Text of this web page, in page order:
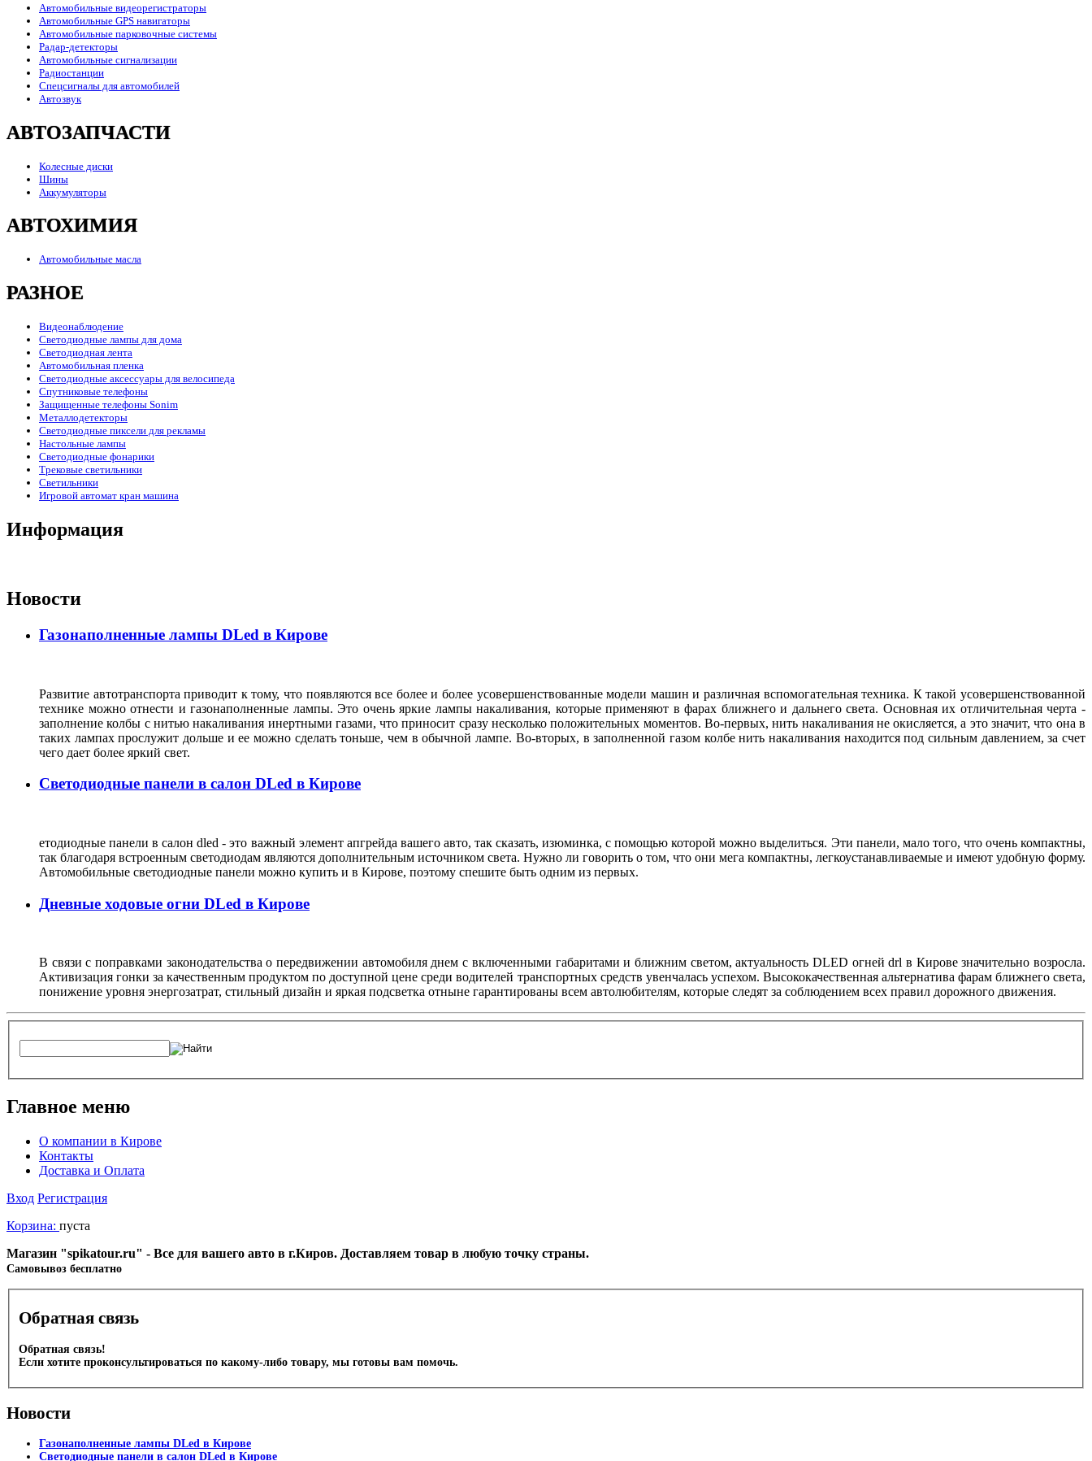
Автомобильные видеорегистраторы
Автомобильные GPS навигаторы
Автомобильные парковочные системы
Радар-детекторы
Автомобильные сигнализации
Радиостанции
Спецсигналы для автомобилей
Автозвук
АВТОЗАПЧАСТИ
Колесные диски
Шины
Аккумуляторы
АВТОХИМИЯ
Автомобильные масла
РАЗНОЕ
Видеонаблюдение
Светодиодные лампы для дома
Светодиодная лента
Автомобильная пленка
Светодиодные аксессуары для велосипеда
Спутниковые телефоны
Защищенные телефоны Sonim
Металлодетекторы
Светодиодные пиксели для рекламы
Настольные лампы
Светодиодные фонарики
Трековые светильники
Светильники
Игровой автомат кран машина
Информация
Новости
Газонаполненные лампы DLed в Кирове
Развитие автотранспорта приводит к тому, что появляются все более и более усовершенствованные модели машин и различная вспомогательная техника. К такой усовершенствованной
технике можно отнести и газонаполненные лампы. Это очень яркие лампы накаливания, которые применяют в фарах ближнего и дальнего света. Основная их отличительная черта -
заполнение колбы с нитью накаливания инертными газами, что приносит сразу несколько положительных моментов. Во-первых, нить накаливания не окисляется, а это значит, что она в
таких лампах прослужит дольше и ее можно сделать тоньше, чем в обычной лампе. Во-вторых, в заполненной газом колбе нить накаливания находится под сильным давлением, за счет
чего дает более яркий свет.
Светодиодные панели в салон DLed в Кирове
етодиодные панели в салон dled - это важный элемент апгрейда вашего авто, так сказать, изюминка, с помощью которой можно выделиться. Эти панели, мало того, что очень компактны,
так благодаря встроенным светодиодам являются дополнительным источником света. Нужно ли говорить о том, что они мега компактны, легкоустанавливаемые и имеют удобную форму.
Автомобильные светодиодные панели можно купить и в Кирове, поэтому спешите быть одним из первых.
Дневные ходовые огни DLed в Кирове
В связи с поправками законодательства о передвижении автомобиля днем с включенными габаритами и ближним светом, актуальность DLED огней drl в Кирове значительно возросла.
Активизация гонки за качественным продуктом по доступной цене среди водителей транспортных средств увенчалась успехом. Высококачественная альтернатива фарам ближнего света,
понижение уровня энергозатрат, стильный дизайн и яркая подсветка отныне гарантированы всем автолюбителям, которые следят за соблюдением всех правил дорожного движения.
Главное меню
О компании в Кирове
Контакты
Доставка и Оплата
Вход Регистрация
Корзина: пуста
Магазин "spikatour.ru" - Все для вашего авто в г.Киров. Доставляем товар в любую точку страны.
Cамовывоз бесплатно
Обратная связь
Обратная связь!
Если хотите проконсультироваться по какому-либо товару, мы готовы вам помочь.
Новости
Газонаполненные лампы DLed в Кирове
Светодиодные панели в салон DLed в Кирове